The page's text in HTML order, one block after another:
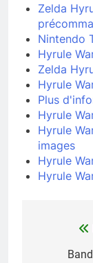
Zelda
Nintendo
Hyrule
Zelda
Hyrule
Plus
Hyrule
Hyrule
images
Hyrule
Hyrule